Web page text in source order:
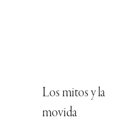
Los mitos y la
movida